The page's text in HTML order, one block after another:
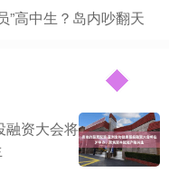
”高中生？岛内吵翻天
融资大会将